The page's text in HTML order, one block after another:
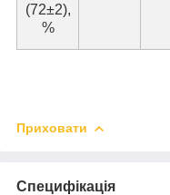
(72±2),
%
Приховати
Специфікація